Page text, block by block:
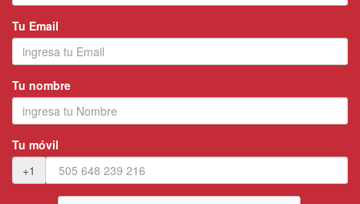
Tu Email
Tu nombre
Tu móvil
+1